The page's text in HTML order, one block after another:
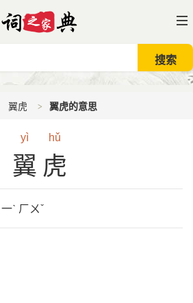
翼虎 翼虎的意思
yì hǔ
翼虎
一ˋ ㄏㄨˇ